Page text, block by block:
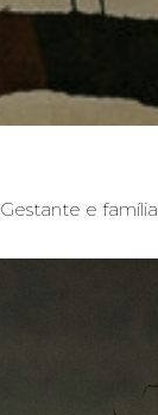
Gestante e família